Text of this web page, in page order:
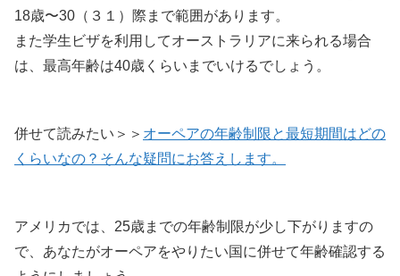
18歳〜30（３１）際まで範囲があります。
また学生ビザを利用してオーストラリアに来られる場合
は、最高年齢は40歳くらいまでいけるでしょう。
併せて読みたい＞＞ オーペアの年齢制限と最短期間はどの
くらいなの？そんな疑問にお答えします。
アメリカでは、25歳までの年齢制限が少し下がりますの
で、あなたがオーペアをやりたい国に併せて年齢確認する